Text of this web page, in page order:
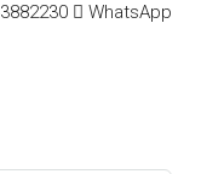
WhatsApp